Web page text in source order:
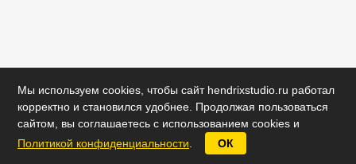
Мы используем cookies, чтобы сайт hendrixstudio.ru работал
корректно и становился удобнее. Продолжая пользоваться
сайтом, вы соглашаетесь с использованием cookies и
Политикой конфиденциальности
ОК